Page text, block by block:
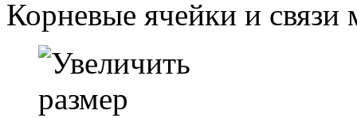
Корневые ячейки и